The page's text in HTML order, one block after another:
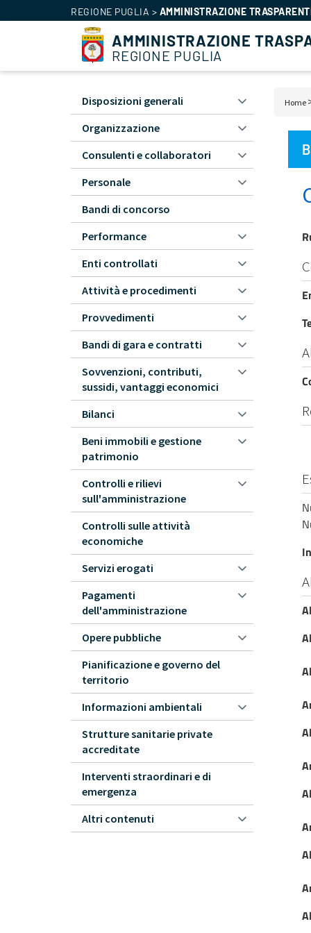
REGIONE PUGLIA > AMMINISTRAZIONE
AMMINISTRAZIONE
REGIONE PUGLIA
Home
Amministrazione
Trasparente
L1
Disposizioni generali
Organizzazione
Consulenti e collaboratori
Personale
Bandi di concorso
Performance
Enti controllati
Attività e procedimenti
Provvedimenti
Bandi di gara e contratti
Sovvenzioni, contributi,
sussidi, vantaggi economici
Bilanci
Beni immobili e gestione
patrimonio
Controlli e rilievi
sull'amministrazione
Controlli sulle attività
economiche
Servizi erogati
Pagamenti
dell'amministrazione
Opere pubbliche
Pianificazione e governo del
territorio
Informazioni ambientali
Strutture sanitarie private
accreditate
Interventi straordinari e di
emergenza
Altri contenuti